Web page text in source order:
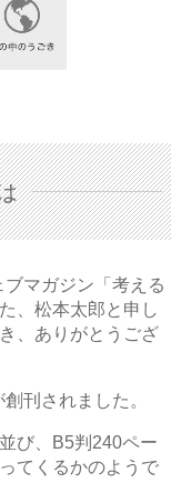
マガジン「考える
、松本太郎と申し
、ありがとうござ
刊されました。
び、B5判240ペー
てくるかのようで